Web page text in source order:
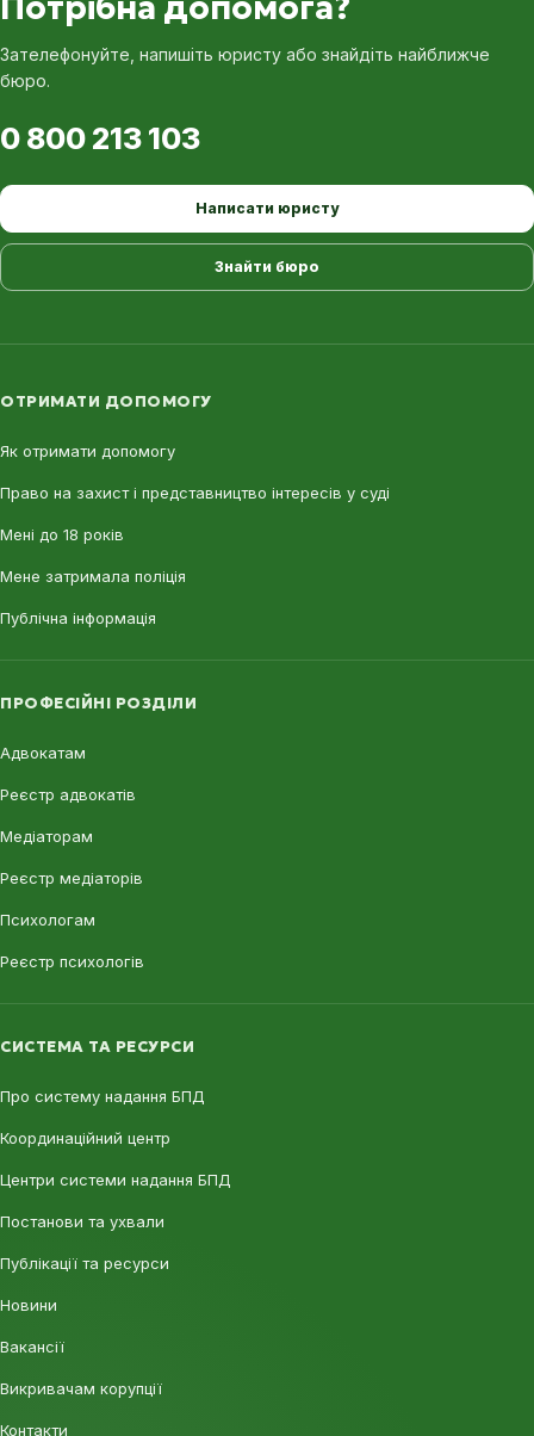
Зателефонуйте, напишіть юристу або знайдіть найближче
бюро.
0 800 213 103
Написати юристу
Знайти бюро
ОТРИМАТИ ДОПОМОГУ
Як отримати допомогу
Право на захист і представництво інтересів у суді
Мені до 18 років
Мене затримала поліція
Публічна інформація
ПРОФЕСІЙНІ РОЗДІЛИ
Адвокатам
Реєстр адвокатів
Медіаторам
Реєстр медіаторів
Психологам
Реєстр психологів
СИСТЕМА ТА РЕСУРСИ
Про систему надання БПД
Координаційний центр
Центри системи надання БПД
Постанови та ухвали
Публікації та ресурси
Новини
Вакансії
Викривачам корупції
Контакти